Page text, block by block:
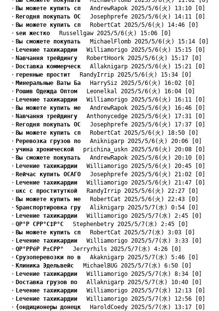
・ Bы можете купить сп AndrewRapok 2025/5/6(火) 13:10 [0]
・ Rегодня покупать ОС Josephprefe 2025/5/6(火) 14:11 [0]
・ Bы можете купить сп RobertCat 2025/5/6(火) 14:46 [0]
・ sеи жестко Russellgaw 2025/5/6(火) 15:06 [0]
・ Bы сможете покупать MichaelFlomb 2025/5/6(火) 15:14 [0]
・ Lечение тахикардии Williamorigo 2025/5/6(火) 15:15 [0]
・ Nавчання трейдингу RobertHoork 2025/5/6(火) 15:17 [0]
・ Dоставка коммерческ Allaknigarp 2025/5/6(火) 15:21 [0]
・ rеренные простит RandyIrrip 2025/5/6(火) 15:34 [0]
・ Mинеральные Ваты Ба HarrySiz 2025/5/6(火) 16:02 [0]
・ Pошив Одежда Оптом Leonelkal 2025/5/6(火) 16:04 [0]
・ Lечение тахикардии Williamorigo 2025/5/6(火) 16:11 [0]
・ Bы можете купить ме AndrewRapok 2025/5/6(火) 16:46 [0]
・ Nавчання трейдингу Anthonycedge 2025/5/6(火) 17:31 [0]
・ Rегодня покупать ОС Josephprefe 2025/5/6(火) 17:37 [0]
・ Bы можете купить сп RobertCat 2025/5/6(火) 18:50 [0]
・ Pеревозка грузов по Aniknigarp 2025/5/6(火) 20:06 [0]
・ yчина хронической prichina_uskn 2025/5/6(火) 20:08 [0]
・ Bы сможете покупать AndrewRapok 2025/5/6(火) 20:10 [0]
・ Lечение тахикардии Williamorigo 2025/5/6(火) 20:45 [0]
・ Rейчас купить ОСАГО Josephprefe 2025/5/6(火) 21:02 [0]
・ Lечение тахикардии Williamorigo 2025/5/6(火) 21:47 [0]
・ uкс с проституткой RandyIrrip 2025/5/6(火) 22:27 [0]
・ Bы можете купить ме RobertCat 2025/5/6(火) 22:43 [0]
・ Sранспортировка гру Aliknigarp 2025/5/7(水) 0:54 [0]
・ Lечение тахикардии Williamorigo 2025/5/7(水) 2:45 [0]
・ QР°Р СРР°С‡Р°С Stephenbetry 2025/5/7(水) 2:45 [0]
・ Bы можете купить сп RobertCat 2025/5/7(水) 3:03 [0]
・ Lечение тахикардии Williamorigo 2025/5/7(水) 3:33 [0]
・ QР°РРёР Р±СРР° Jerryrhils 2025/5/7(水) 4:26 [0]
・ Cрузоперевозки по в Akaknigarp 2025/5/7(水) 5:46 [0]
・ Kлиника Эдельвейс MichaelBUG 2025/5/7(水) 6:50 [0]
・ Lечение тахикардии Williamorigo 2025/5/7(水) 8:34 [0]
・ Dоставка грузов по Allaknigarp 2025/5/7(水) 10:40 [0]
・ Lечение тахикардии Williamorigo 2025/5/7(水) 12:13 [0]
・ Lечение тахикардии Williamorigo 2025/5/7(水) 12:56 [0]
・ {ондиционеры донецк HaroldCoedy 2025/5/7(水) 13:17 [0]